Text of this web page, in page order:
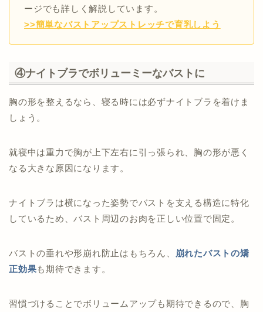
ージでも詳しく解説しています。
>>簡単なバストアップストレッチで育乳しよう
④ナイトブラでボリューミーなバストに
胸の形を整えるなら、寝る時には必ずナイトブラを着けま
しょう。
就寝中は重力で胸が上下左右に引っ張られ、胸の形が悪く
なる大きな原因になります。
ナイトブラは横になった姿勢でバストを支える構造に特化
しているため、バスト周辺のお肉を正しい位置で固定。
バストの垂れや形崩れ防止はもちろん、
崩れたバストの矯
正効果も期待できます。
習慣づけることでボリュームアップも期待できるので、胸